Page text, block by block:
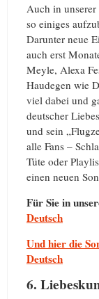
Auch in
so einiges
Darunter neue
auch erst
Meyle, Alexa
Haudegen wie
viel dabei und
deutscher
und sein
alle Fans –
Tüte oder
einen neuen
Für Sie in
Deutsch
Und hier die
Deutsch
6.